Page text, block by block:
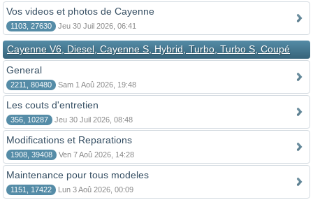
Vos videos et photos de Cayenne
1103, 27630 Jeu 30 Juil 2026, 06:41
Cayenne V6, Diesel, Cayenne S, Hybrid, Turbo, Turbo S, Coupé
General
2211, 80480 Sam 1 Aoû 2026, 19:48
Les couts d'entretien
356, 10287 Jeu 30 Juil 2026, 08:48
Modifications et Reparations
1908, 39408 Ven 7 Aoû 2026, 14:28
Maintenance pour tous modeles
1151, 17422 Lun 3 Aoû 2026, 00:09